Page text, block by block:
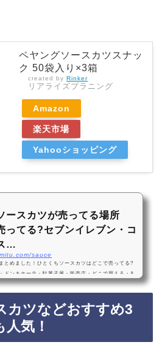
ペヤングソースカツスナッ
ク 50袋入り×3箱
created by Rinker
リアライズプラニング
Amazon
楽天市場
Yahooショッピング
ースカツが売ってる場所
ってる?セブンイレブン・コ
…
sauce
とめました！ひとくちソースカツはどこで売ってる?
ドンキホーテ・駄菓子屋・販売店・どこで買える・A
スカツは、セブンイレブンなどのコンビニや、スー
ています！店舗によっては売ってない店もあるので、
がお得に買えておすすめです！ひとくちソースカツお
ちソースカツ 駄菓子 420g・値段、価格が安い・コ…
カツなどおすすめ3
気！